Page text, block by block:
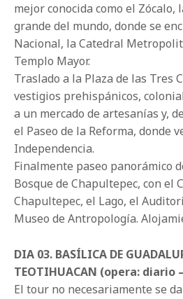
mejor conocida como el Zócalo,
grande del mundo, donde se
Nacional, la Catedral
Templo Mayor.
Traslado a la Plaza de las Tres
vestigios prehispánicos,
a un mercado de artesanías y,
el Paseo de la Reforma, donde
Independencia.
Finalmente paseo panorámico
Bosque de Chapultepec, con el
Chapultepec, el Lago, el
Museo de Antropología.
DIA 03. BASÍLICA DE
TEOTIHUACAN (opera: diario
El tour no necesariamente se